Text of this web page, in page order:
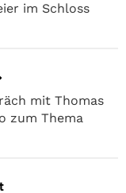
im Schloss
mit Thomas
zum Thema